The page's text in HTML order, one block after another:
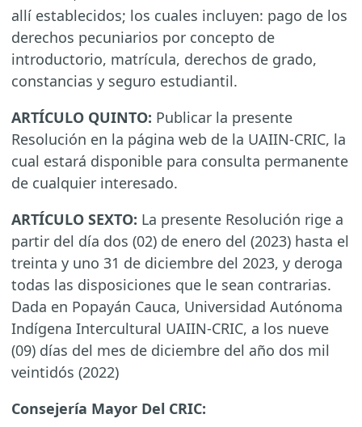
allí establecidos; los cuales incluyen: pago de los
derechos pecuniarios por concepto de
introductorio, matrícula, derechos de grado,
constancias y seguro estudiantil.
ARTÍCULO QUINTO: Publicar la presente
Resolución en la página web de la UAIIN-CRIC, la
cual estará disponible para consulta permanente
de cualquier interesado.
ARTÍCULO SEXTO: La presente Resolución rige a
partir del día dos (02) de enero del (2023) hasta el
treinta y uno 31 de diciembre del 2023, y deroga
todas las disposiciones que le sean contrarias.
Dada en Popayán Cauca, Universidad Autónoma
Indígena Intercultural UAIIN-CRIC, a los nueve
(09) días del mes de diciembre del año dos mil
veintidós (2022)
Consejería Mayor Del CRIC: